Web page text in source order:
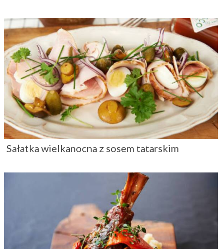
Sałatka wielkanocna z sosem tatarskim